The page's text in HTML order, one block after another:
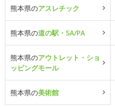
熊本県のアスレチック
熊本県の道の駅・SA/PA
熊本県のアウトレット・ショ
ッピングモール
熊本県の美術館